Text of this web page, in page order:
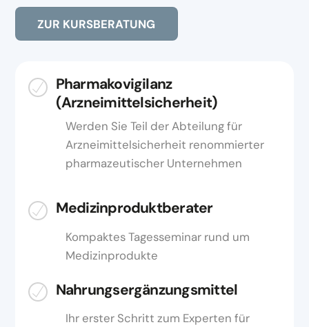
ZUR KURSBERATUNG
Pharmakovigilanz
(Arzneimittelsicherheit)
Werden Sie Teil der Abteilung für
Arzneimittelsicherheit renommierter
pharmazeutischer Unternehmen
Medizinproduktberater
Kompaktes Tagesseminar rund um
Medizinprodukte
Nahrungsergänzungsmittel
Ihr erster Schritt zum Experten für